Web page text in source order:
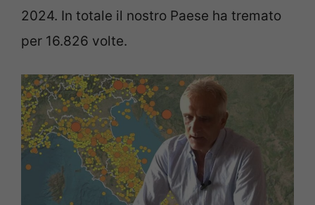
2024. In totale il nostro Paese ha tremato
per 16.826 volte.